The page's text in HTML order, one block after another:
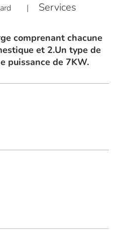
| Services
comprenant chacune
et 2.Un type de
puissance de 7KW.